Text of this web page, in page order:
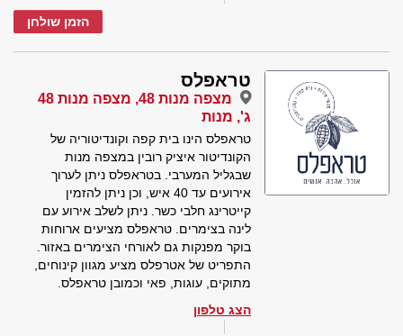
הזמן שולחן
טראפלס
מצפה מנות 48, מצפה מנות 48
ג', מנות
טראפלס הינו בית קפה וקונדיטוריה של
הקונדיטור איציק רובין במצפה מנות
שבגליל המערבי. בטראפלס ניתן לערוך
אירועים עד 40 איש, וכן ניתן להזמין
קייטרינג חלבי כשר. ניתן לשלב אירוע עם
לינה בצימרים. טראפלס מציעים ארוחות
בוקר מפנקות גם לאורחי הצימרים באזור.
התפריט של אטרפלס מציע מגוון קינוחים,
מתוקים, עוגות, פאי וכמובן טראפלס.
הצג טלפון